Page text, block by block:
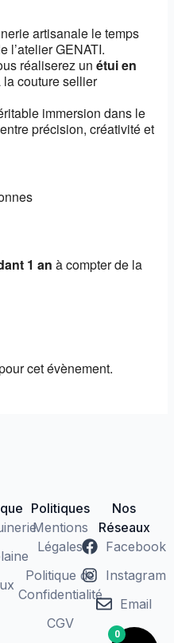
artisanale le temps
l’atelier GENATI.
réaliserez unétui en
couture sellier
immersion dans le
précision, créativité et
1 an à compter de la
cet évènement.
Politiques
Mentions
Légales
Politique de
Confidentialité
CGV
Nos
Réseaux
Facebook
Instagram
Email
0